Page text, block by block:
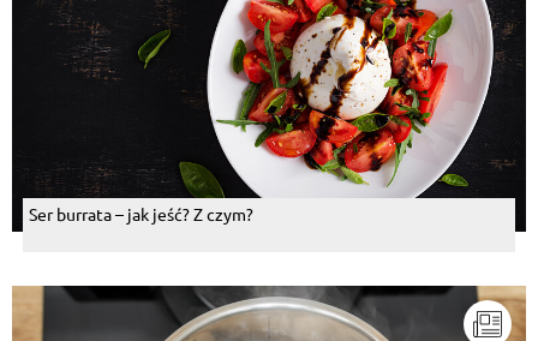
Ser burrata – jak jeść? Z czym?